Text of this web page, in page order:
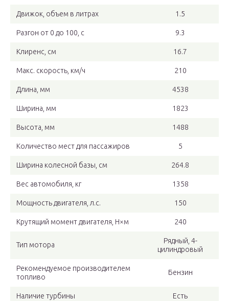
Движок, объем в литрах 1.5
Разгон от 0 до 100, с 9.3
Клиренс, см 16.7
Макс. скорость, км/ч 210
Длина, мм 4538
Ширина, мм 1823
Высота, мм 1488
Количество мест для пассажиров 5
Ширина колесной базы, см 264.8
Вес автомобиля, кг 1358
Мощность двигателя, л.с. 150
Крутящий момент двигателя, Н×м 240
Тип мотора
Рядный, 4-
цилиндровый
Рекомендуемое производителем
топливо
Бензин
Наличие турбины Есть